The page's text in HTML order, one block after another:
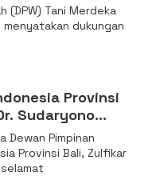
(DPW) Tani Merdeka
dukungan
Provinsi
Sudaryono
Dewan Pimpinan
Provinsi Bali, Zulfikar
selamat